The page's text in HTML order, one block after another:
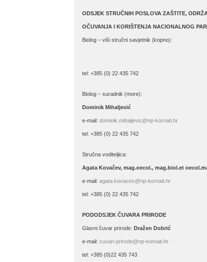
ODSJEK STRUČNIH POSLOVA ZAŠTITE,
OČUVANJA I KORIŠTENJA NACIONALNOG
Biolog – viši stručni savjetnik (kopno):
tel: +385 (0) 22 435 742
Biolog – suradnik (more):
Dominik Mihaljević
e-mail: dominik.mihaljevic@np-kornati.hr
tel: +385 (0) 22 435 742
Stručna voditeljica:
Agata Kovačev, mag.oecol., mag.biol.et
e-mail: agata.kovacev@np-kornati.hr
tel: +385 (0) 22 435 742
PODODSJEK ČUVARA PRIRODE
Glavni čuvar prirode: Dražen Dobrić
e-mail: cuvari-prirode@np-kornati.hr
tel: +385 (0)22 435 743